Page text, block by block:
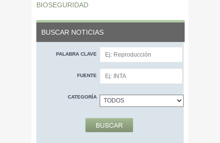
BIOSEGURIDAD
BUSCAR NOTICIAS
PALABRA CLAVE
FUENTE
CATEGORÍA